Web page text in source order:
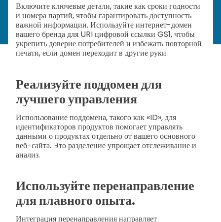
Включите ключевые детали, такие как сроки годности
и номера партий, чтобы гарантировать доступность
важной информации. Используйте интернет-домен
вашего бренда для URI цифровой ссылки GS1, чтобы
укрепить доверие потребителей и избежать повторной
печати, если домен переходит в другие руки.
Реализуйте поддомен для
лучшего управления
Использование поддомена, такого как «ID», для
идентификаторов продуктов помогает управлять
данными о продуктах отдельно от вашего основного
веб-сайта. Это разделение упрощает отслеживание и
анализ.
Используйте перенаправление
для плавного опыта.
Интеграция перенаправления направляет